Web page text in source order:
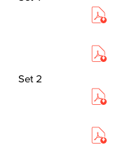
Set 2